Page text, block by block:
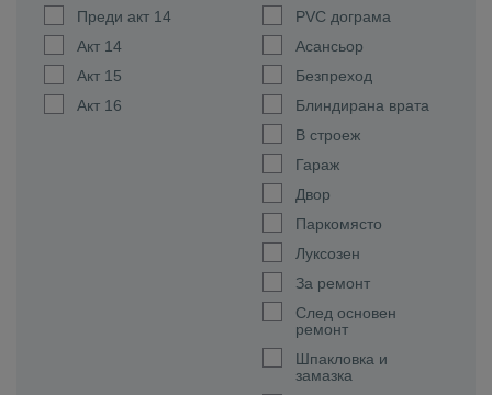
Преди акт 14
Акт 14
Акт 15
Акт 16
PVC дограма
Асансьор
Безпреход
Блиндирана врата
В строеж
Гараж
Двор
Паркомясто
Луксозен
За ремонт
След основен
ремонт
Шпакловка и
замазка